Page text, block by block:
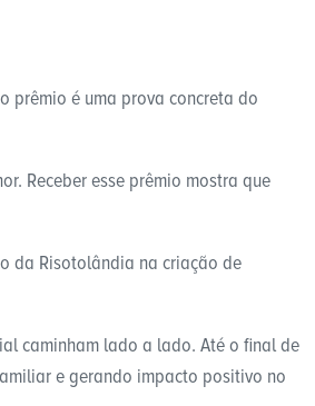
prêmio é uma prova concreta do
Receber esse prêmio mostra que
da Risotolândia na criação de
caminham lado a lado. Até o final de
e gerando impacto positivo no